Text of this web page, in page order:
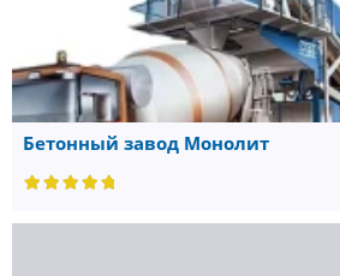
Бетонный завод Монолит